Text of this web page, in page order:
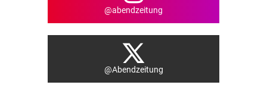
@abendzeitung
@Abendzeitung